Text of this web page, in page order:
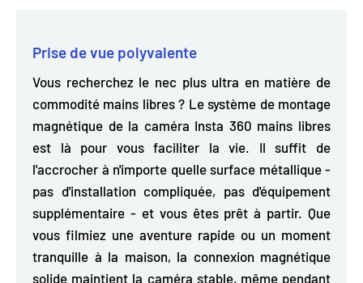
Prise de vue polyvalente
Vous recherchez le nec plus ultra en matière de
commodité mains libres ? Le système de montage
magnétique de la caméra Insta 360 mains libres
est là pour vous faciliter la vie. Il suffit de
l'accrocher à n'importe quelle surface métallique -
pas d'installation compliquée, pas d'équipement
supplémentaire - et vous êtes prêt à partir. Que
vous filmiez une aventure rapide ou un moment
tranquille à la maison, la connexion magnétique
solide maintient la caméra stable, même pendant